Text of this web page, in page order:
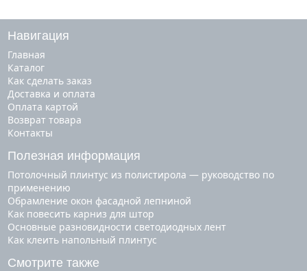
Навигация
Главная
Каталог
Как сделать заказ
Доставка и оплата
Оплата картой
Возврат товара
Контакты
Полезная информация
Потолочный плинтус из полистирола — руководство по
применению
Обрамление окон фасадной лепниной
Как повесить карниз для штор
Основные разновидности светодиодных лент
Как клеить напольный плинтус
Смотрите также